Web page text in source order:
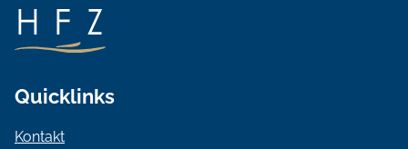
Quicklinks
Kontakt